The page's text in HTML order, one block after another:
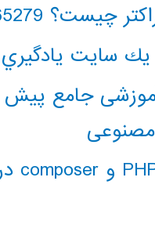
چیست؟ 65279
سايت يادگيري
جامع پیش